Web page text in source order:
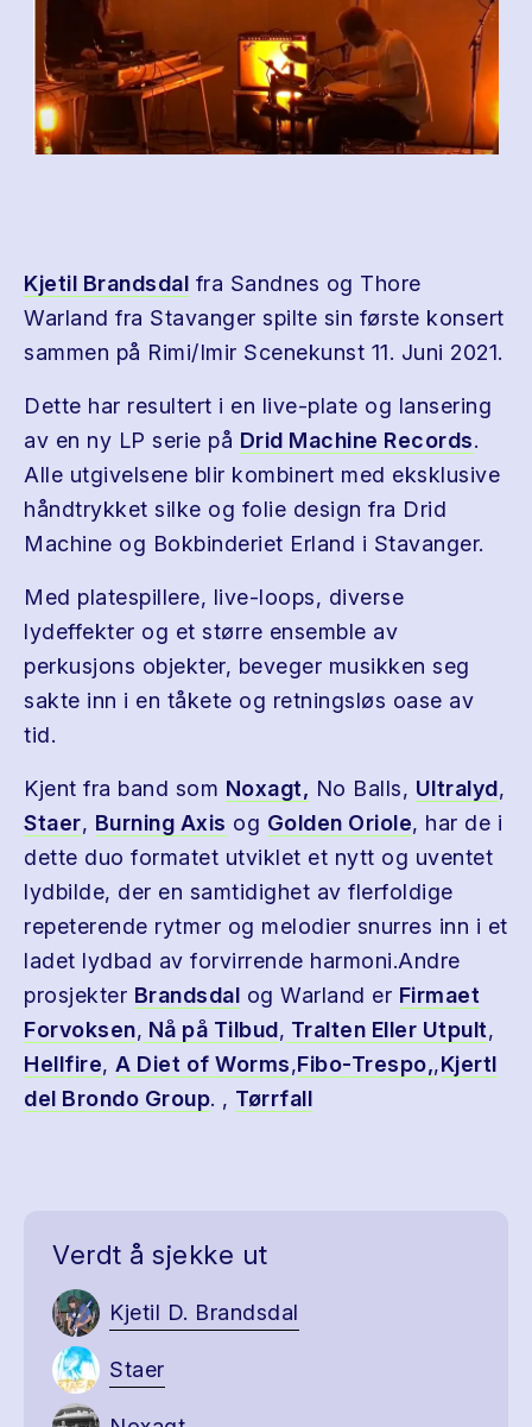
Kjetil Brandsdal fra Sandnes og Thore
Warland fra Stavanger spilte sin første konsert
sammen på Rimi/Imir Scenekunst 11. Juni 2021.
Dette har resultert i en live-plate og lansering
av en ny LP serie på Drid Machine Records.
Alle utgivelsene blir kombinert med eksklusive
håndtrykket silke og folie design fra Drid
Machine og Bokbinderiet Erland i Stavanger.
Med platespillere, live-loops, diverse
lydeffekter og et større ensemble av
perkusjons objekter, beveger musikken seg
sakte inn i en tåkete og retningsløs oase av
tid.
Kjent fra band som Noxagt, No Balls, Ultralyd,
Staer, Burning Axis og Golden Oriole, har de i
dette duo formatet utviklet et nytt og uventet
lydbilde, der en samtidighet av flerfoldige
repeterende rytmer og melodier snurres inn i et
ladet lydbad av forvirrende harmoni.Andre
prosjekter Brandsdal og Warland er Firmaet
Forvoksen, Nå på Tilbud, Tralten Eller Utpult,
Hellfire, A Diet of Worms,Fibo-Trespo,,Kjertl
del Brondo Group. , Tørrfall
Verdt å sjekke ut
Kjetil D. Brandsdal
Staer